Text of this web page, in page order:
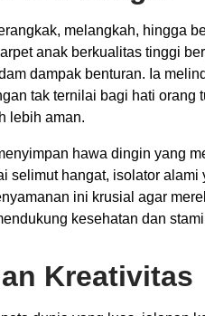
melangkah, hingga
anak berkualitas tinggi
dampak benturan. Ia
tak ternilai bagi hati orang
lebih aman.
hawa dingin yang
hangat, isolator alami
ini krusial agar
kesehatan dan
Kreativitas